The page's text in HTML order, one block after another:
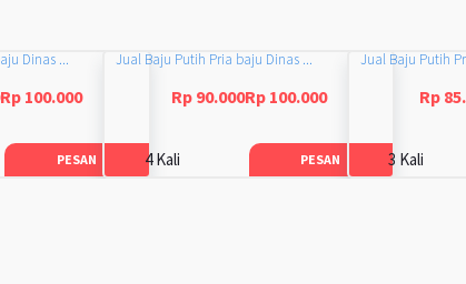
Dinas ...
100.000
PESAN
Jual Baju Putih Pria baju Dinas ...
Rp 90.000Rp 100.000
4 Kali PESAN
Jual Baju Putih
Rp
3 Kali